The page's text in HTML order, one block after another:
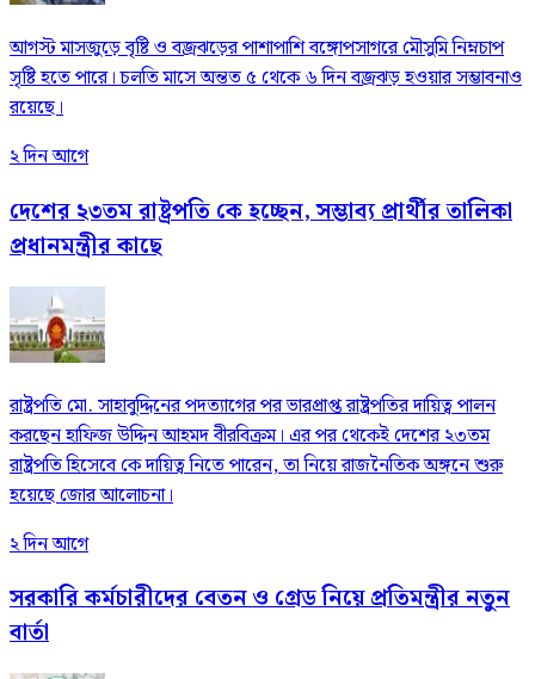
আগস্ট মাসজুড়ে বৃষ্টি ও বজ্রঝড়ের পাশাপাশি বঙ্গোপসাগরে মৌসুমি নিম্নচাপ
সৃষ্টি হতে পারে। চলতি মাসে অন্তত ৫ থেকে ৬ দিন বজ্রঝড় হওয়ার সম্ভাবনাও
রয়েছে।
২ দিন আগে
দেশের ২৩তম রাষ্ট্রপতি কে হচ্ছেন, সম্ভাব্য প্রার্থীর তালিকা
প্রধানমন্ত্রীর কাছে
রাষ্ট্রপতি মো. সাহাবুদ্দিনের পদত্যাগের পর ভারপ্রাপ্ত রাষ্ট্রপতির দায়িত্ব পালন
করছেন হাফিজ উদ্দিন আহমদ বীরবিক্রম। এর পর থেকেই দেশের ২৩তম
রাষ্ট্রপতি হিসেবে কে দায়িত্ব নিতে পারেন, তা নিয়ে রাজনৈতিক অঙ্গনে শুরু
হয়েছে জোর আলোচনা।
২ দিন আগে
সরকারি কর্মচারীদের বেতন ও গ্রেড নিয়ে প্রতিমন্ত্রীর নতুন
বার্তা